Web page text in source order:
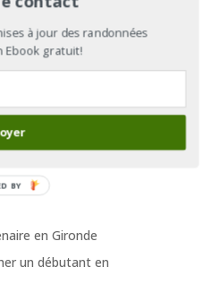
en Gironde
un débutant en
à jour des randonnées
Ebook gratuit!
BY